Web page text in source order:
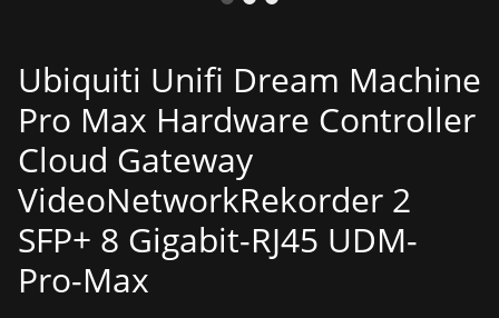
Ubiquiti Unifi Dream Machine
Pro Max Hardware Controller
Cloud Gateway
VideoNetworkRekorder 2
SFP+ 8 Gigabit-RJ45 UDM-
Pro-Max